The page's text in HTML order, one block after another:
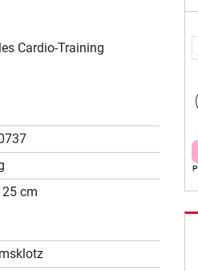
Cardio-Training
cm